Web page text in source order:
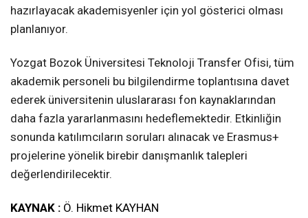
hazırlayacak akademisyenler için yol gösterici olması
planlanıyor.
Yozgat Bozok Üniversitesi Teknoloji Transfer Ofisi, tüm
akademik personeli bu bilgilendirme toplantısına davet
ederek üniversitenin uluslararası fon kaynaklarından
daha fazla yararlanmasını hedeflemektedir. Etkinliğin
sonunda katılımcıların soruları alınacak ve Erasmus+
projelerine yönelik birebir danışmanlık talepleri
değerlendirilecektir.
KAYNAK : Ö. Hikmet KAYHAN